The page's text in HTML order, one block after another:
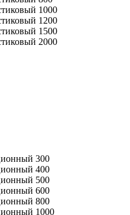
1000
1200
1500
2000
300
400
500
600
800
1000